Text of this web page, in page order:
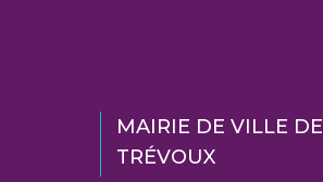
MAIRIE DE VILLE DE
TRÉVOUX